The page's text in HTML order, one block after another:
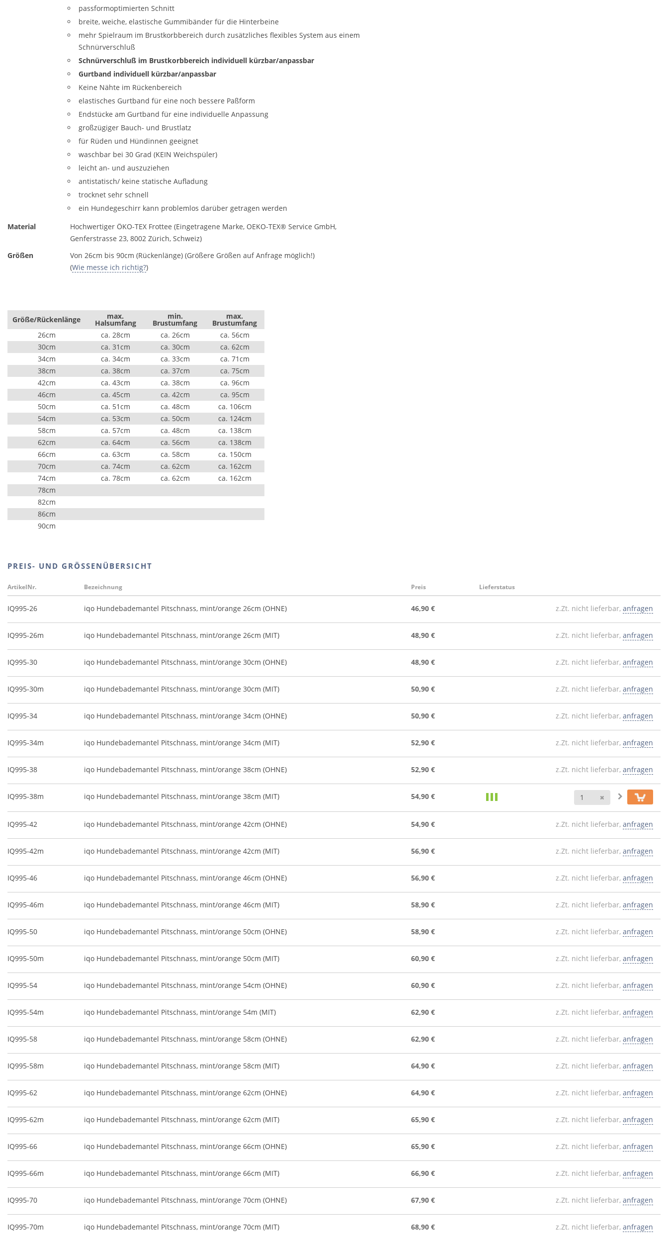
passformoptimierten Schnitt
breite, weiche, elastische Gummibänder für die Hinterbeine
mehr Spielraum im Brustkorbbereich durch zusätzliches flexibles System aus einem
Schnürverschluß
Schnürverschluß im Brustkorbbereich individuell kürzbar/anpassbar
Gurtband individuell kürzbar/anpassbar
Keine Nähte im Rückenbereich
elastisches Gurtband für eine noch bessere Paßform
Endstücke am Gurtband für eine individuelle Anpassung
großzügiger Bauch- und Brustlatz
für Rüden und Hündinnen geeignet
waschbar bei 30 Grad (KEIN Weichspüler)
leicht an- und auszuziehen
antistatisch/ keine statische Aufladung
trocknet sehr schnell
ein Hundegeschirr kann problemlos darüber getragen werden
Material
Hochwertiger ÖKO-TEX Frottee (Eingetragene Marke, OEKO-TEX® Service GmbH,
Genferstrasse 23, 8002 Zürich, Schweiz)
Größen
Von 26cm bis 90cm (Rückenlänge) (Größere Größen auf Anfrage möglich!)
(Wie messe ich richtig?)
Größe/Rückenlänge max.
Halsumfang
min.
Brustumfang
max.
Brustumfang
26cm
ca. 28cm ca. 26cm
ca. 56cm
30cm
ca. 31cm ca. 30cm
ca. 62cm
34cm
ca. 34cm ca. 33cm
ca. 71cm
38cm
ca. 38cm ca. 37cm
ca. 75cm
42cm
ca. 43cm ca. 38cm
ca. 96cm
46cm
ca. 45cm ca. 42cm
ca. 95cm
50cm
ca. 51cm ca. 48cm
ca. 106cm
54cm
ca. 53cm ca. 50cm
ca. 124cm
58cm
ca. 57cm ca. 48cm
ca. 138cm
62cm
ca. 64cm ca. 56cm
ca. 138cm
66cm
ca. 63cm ca. 58cm
ca. 150cm
70cm
ca. 74cm ca. 62cm
ca. 162cm
74cm
ca. 78cm ca. 62cm
ca. 162cm
78cm
82cm
86cm
90cm
PREIS- UND GRÖSSENÜBERSICHT
ArtikelNr. Bezeichnung Preis Lieferstatus
IQ995-26 iqo Hundebademantel Pitschnass, mint/orange 26cm (OHNE) 46,90 € z.Zt. nicht lieferbar, anfragen
IQ995-26m iqo Hundebademantel Pitschnass, mint/orange 26cm (MIT) 48,90 € z.Zt. nicht lieferbar, anfragen
IQ995-30 iqo Hundebademantel Pitschnass, mint/orange 30cm (OHNE) 48,90 € z.Zt. nicht lieferbar, anfragen
IQ995-30m iqo Hundebademantel Pitschnass, mint/orange 30cm (MIT) 50,90 € z.Zt. nicht lieferbar, anfragen
IQ995-34 iqo Hundebademantel Pitschnass, mint/orange 34cm (OHNE) 50,90 € z.Zt. nicht lieferbar, anfragen
IQ995-34m iqo Hundebademantel Pitschnass, mint/orange 34cm (MIT) 52,90 € z.Zt. nicht lieferbar, anfragen
IQ995-38 iqo Hundebademantel Pitschnass, mint/orange 38cm (OHNE) 52,90 € z.Zt. nicht lieferbar, anfragen
IQ995-38m iqo Hundebademantel Pitschnass, mint/orange 38cm (MIT) 54,90 € Anzahl
IQ995-42 iqo Hundebademantel Pitschnass, mint/orange 42cm (OHNE) 54,90 € z.Zt. nicht lieferbar, anfragen
IQ995-42m iqo Hundebademantel Pitschnass, mint/orange 42cm (MIT) 56,90 € z.Zt. nicht lieferbar, anfragen
IQ995-46 iqo Hundebademantel Pitschnass, mint/orange 46cm (OHNE) 56,90 € z.Zt. nicht lieferbar, anfragen
IQ995-46m iqo Hundebademantel Pitschnass, mint/orange 46cm (MIT) 58,90 € z.Zt. nicht lieferbar, anfragen
IQ995-50 iqo Hundebademantel Pitschnass, mint/orange 50cm (OHNE) 58,90 € z.Zt. nicht lieferbar, anfragen
IQ995-50m iqo Hundebademantel Pitschnass, mint/orange 50cm (MIT) 60,90 € z.Zt. nicht lieferbar, anfragen
IQ995-54 iqo Hundebademantel Pitschnass, mint/orange 54cm (OHNE) 60,90 € z.Zt. nicht lieferbar, anfragen
IQ995-54m iqo Hundebademantel Pitschnass, mint/orange 54m (MIT) 62,90 € z.Zt. nicht lieferbar, anfragen
IQ995-58 iqo Hundebademantel Pitschnass, mint/orange 58cm (OHNE) 62,90 € z.Zt. nicht lieferbar, anfragen
IQ995-58m iqo Hundebademantel Pitschnass, mint/orange 58cm (MIT) 64,90 € z.Zt. nicht lieferbar, anfragen
IQ995-62 iqo Hundebademantel Pitschnass, mint/orange 62cm (OHNE) 64,90 € z.Zt. nicht lieferbar, anfragen
IQ995-62m iqo Hundebademantel Pitschnass, mint/orange 62cm (MIT) 65,90 € z.Zt. nicht lieferbar, anfragen
IQ995-66 iqo Hundebademantel Pitschnass, mint/orange 66cm (OHNE) 65,90 € z.Zt. nicht lieferbar, anfragen
IQ995-66m iqo Hundebademantel Pitschnass, mint/orange 66cm (MIT) 66,90 € z.Zt. nicht lieferbar, anfragen
IQ995-70 iqo Hundebademantel Pitschnass, mint/orange 70cm (OHNE) 67,90 € z.Zt. nicht lieferbar, anfragen
IQ995-70m iqo Hundebademantel Pitschnass, mint/orange 70cm (MIT) 68,90 € z.Zt. nicht lieferbar, anfragen